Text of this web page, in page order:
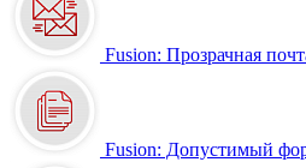
Fusion: Прозрачная
Fusion: Допустимый